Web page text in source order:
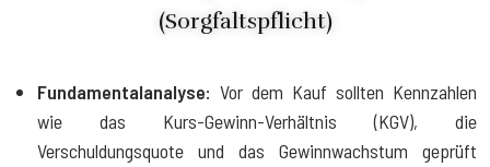
(Sorgfaltspflicht)
Fundamentalanalyse: Vor dem Kauf sollten Kennzahlen
wie das Kurs-Gewinn-Verhältnis (KGV), die
Verschuldungsquote und das Gewinnwachstum geprüft